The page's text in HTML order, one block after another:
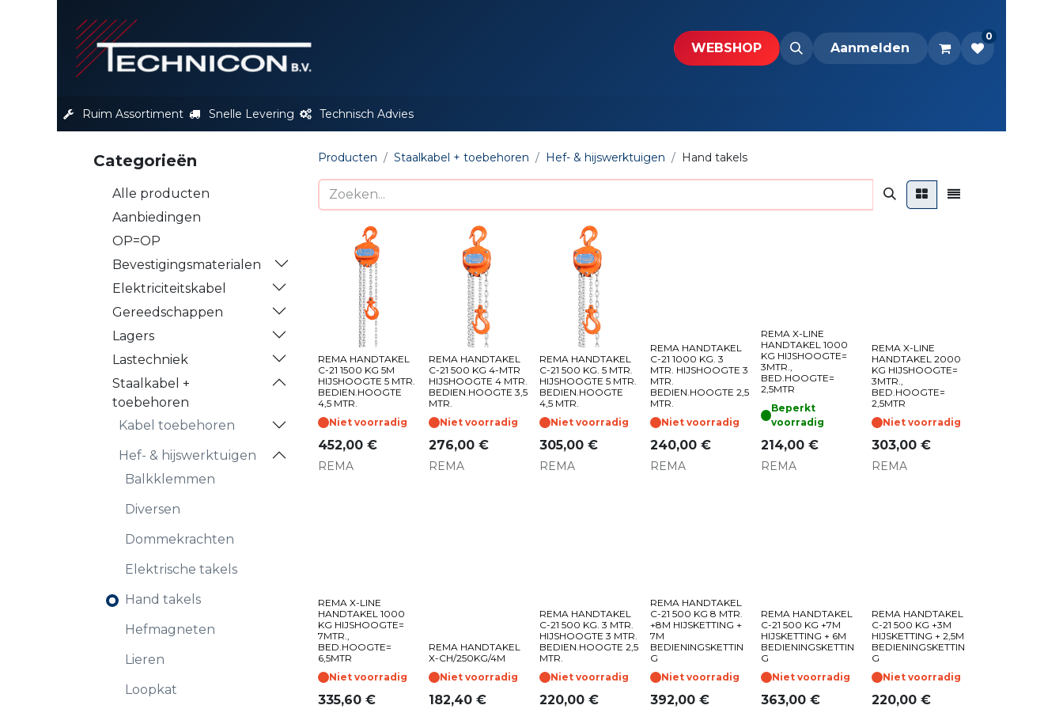
Contact Downloads
WEBS​H​​OP​​ Aanmelden
0
Ruim Assortiment Snelle Levering Technisch Advies
Categorieën
Alle producten
Aanbiedingen
OP=OP
Bevestigingsmaterialen
Elektriciteitskabel
Gereedschappen
Lagers
Lastechniek
Staalkabel +
toebehoren
Kabel toebehoren
Hef- & hijswerktuigen
Balkklemmen
Diversen
Dommekrachten
Elektrische takels
Hand takels
Hefmagneten
Lieren
Loopkat
Producten Staalkabel + toebehoren Hef- & hijswerktuigen Hand takels
REMA HANDTAKEL
C-21 1500 KG 5M
HIJSHOOGTE 5 MTR.
BEDIEN.HOOGTE
4,5 MTR.
Niet voorradig
452,00 €
REMA
REMA HANDTAKEL
C-21 500 KG 4-MTR
HIJSHOOGTE 4 MTR.
BEDIEN.HOOGTE 3,5
MTR.
Niet voorradig
276,00 €
REMA
REMA HANDTAKEL
C-21 500 KG. 5 MTR.
HIJSHOOGTE 5 MTR.
BEDIEN.HOOGTE
4,5 MTR.
Niet voorradig
305,00 €
REMA
REMA HANDTAKEL
C-21 1000 KG. 3
MTR. HIJSHOOGTE 3
MTR.
BEDIEN.HOOGTE 2,5
MTR.
Niet voorradig
240,00 €
REMA
REMA X-LINE
HANDTAKEL 1000
KG HIJSHOOGTE=
3MTR.,
BED.HOOGTE=
2,5MTR
Beperkt
voorradig
214,00 €
REMA
REMA X-LINE
HANDTAKEL 2000
KG HIJSHOOGTE=
3MTR.,
BED.HOOGTE=
2,5MTR
Niet voorradig
303,00 €
REMA
REMA X-LINE
HANDTAKEL 1000
KG HIJSHOOGTE=
7MTR.,
BED.HOOGTE=
6,5MTR
Niet voorradig
335,60 €
REMA HANDTAKEL
X-CH/250KG/4M
Niet voorradig
182,40 €
REMA HANDTAKEL
C-21 500 KG. 3 MTR.
HIJSHOOGTE 3 MTR.
BEDIEN.HOOGTE 2,5
MTR.
Niet voorradig
220,00 €
REMA HANDTAKEL
C-21 500 KG 8 MTR.
+8M HIJSKETTING +
7M
BEDIENINGSKETTIN
G
Niet voorradig
392,00 €
REMA HANDTAKEL
C-21 500 KG +7M
HIJSKETTING + 6M
BEDIENINGSKETTIN
G
Niet voorradig
363,00 €
REMA HANDTAKEL
C-21 500 KG +3M
HIJSKETTING + 2,5M
BEDIENINGSKETTIN
G
Niet voorradig
220,00 €